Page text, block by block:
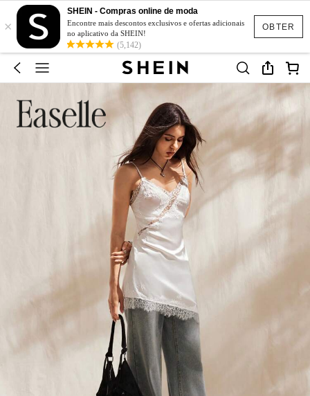
OBTER
×
SHEIN - Compras online de moda
Encontre mais descontos exclusivos e ofertas adicionais
no aplicativo da SHEIN!
(5,142)